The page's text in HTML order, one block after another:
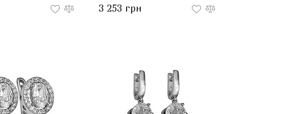
3 253 грн